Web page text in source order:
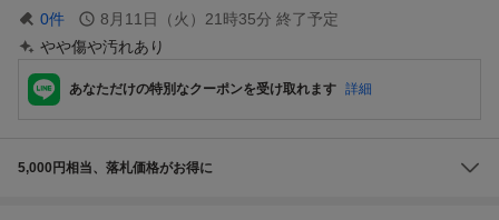
0件 8月11日（火）21時35分 終了予定
やや傷や汚れあり
あなただけの特別なクーポンを受け取れます 詳細
5,000円相当、落札価格がお得に